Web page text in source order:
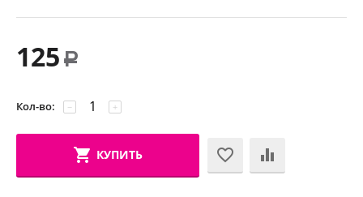
125 Р
Кол-во: +
−
КУПИТЬ